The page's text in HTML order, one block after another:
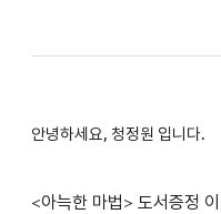
안녕하세요, 청정원 입니다.
<아늑한 마법> 도서증정